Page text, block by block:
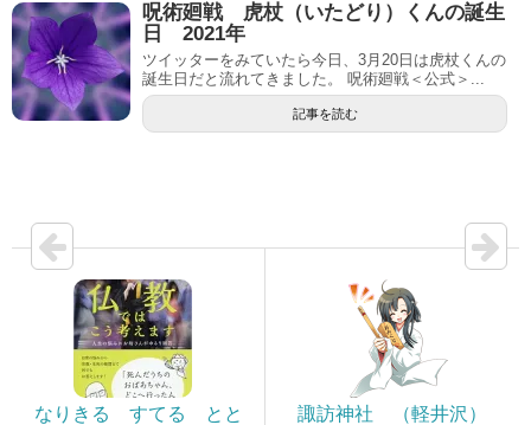
呪術廻戦 虎杖（いたどり）くんの誕生
日 2021年
ツイッターをみていたら今日、3月20日は虎杖くんの
誕生日だと流れてきました。 呪術廻戦＜公式＞...
記事を読む
なりきる すてる とと
諏訪神社 （軽井沢）